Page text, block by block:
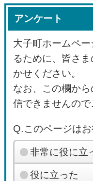
アンケート
大子町ホームペ
るために、皆さ
かせください。
なお、この欄か
信できませんので
Q.このページは
非常に役に立
役に立った